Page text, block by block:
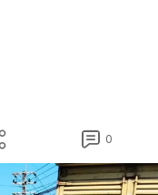
0